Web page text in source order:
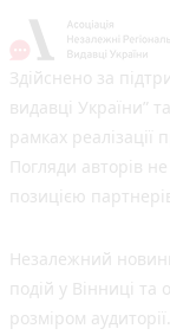
Здійснено за
видавці України”
рамках реалізації
Погляди авторів
позицією
Незалежний
подій у Вінниці та
розміром